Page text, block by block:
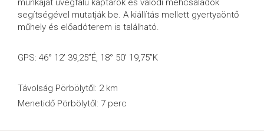
munkáját üvegfalu kaptárok és valódi méhcsaládok
segítségével mutatják be. A kiállítás mellett gyertyaöntő
műhely és előadóterem is található.
GPS: 46° 12’ 39,25”É, 18° 50’ 19,75”K
Távolság Pörbölytől: 2 km
Menetidő Pörbölytől: 7 perc